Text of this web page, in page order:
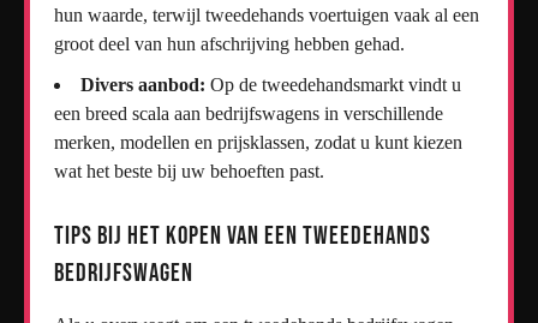
hun waarde, terwijl tweedehands voertuigen vaak al een
groot deel van hun afschrijving hebben gehad.
Divers aanbod: Op de tweedehandsmarkt vindt u
een breed scala aan bedrijfswagens in verschillende
merken, modellen en prijsklassen, zodat u kunt kiezen
wat het beste bij uw behoeften past.
Tips bij het Kopen van een Tweedehands
Bedrijfswagen